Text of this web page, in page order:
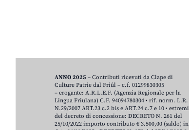
ANNO 2025 – Contributi ricevuti da Clape di
Culture Patrie dal Friûl – c.f. 01299830305
– erogante: A.R.L.E.F. (Agenzia Regionale per la
Lingua Friulana) C.F. 94094780304 • rif. norm. L.R.
N.29/2007 ART.23 c.2 bis e ART.24 c.7 e 10 • estremi
del decreto di concessione: DECRETO N. 261 del
25/10/2022 importo contributo € 3.500,00 (saldo) in